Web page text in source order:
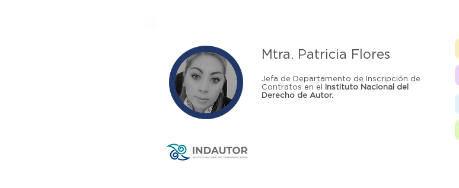
Mtra. Patricia Flores
Jefa de Departamento de Inscripción de
Contratos en el
Instituto Nacional del
Derecho de Autor.